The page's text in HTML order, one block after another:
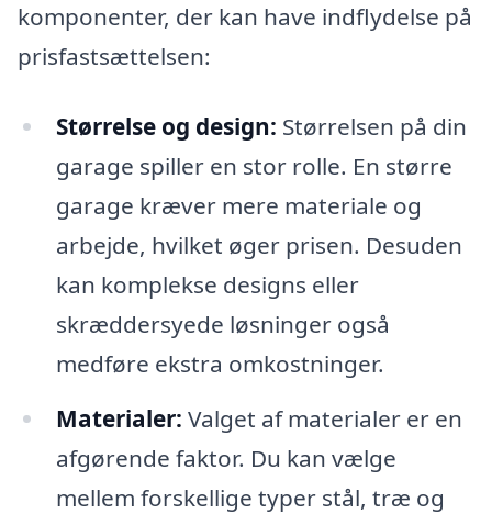
komponenter, der kan have indflydelse på
prisfastsættelsen:
Størrelse og design: Størrelsen på din
garage spiller en stor rolle. En større
garage kræver mere materiale og
arbejde, hvilket øger prisen. Desuden
kan komplekse designs eller
skræddersyede løsninger også
medføre ekstra omkostninger.
Materialer: Valget af materialer er en
afgørende faktor. Du kan vælge
mellem forskellige typer stål, træ og